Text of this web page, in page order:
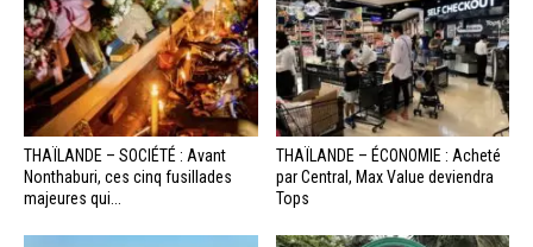
THAÏLANDE – SOCIÉTÉ : Avant
Nonthaburi, ces cinq fusillades
majeures qui...
THAÏLANDE – ÉCONOMIE : Acheté
par Central, Max Value deviendra
Tops